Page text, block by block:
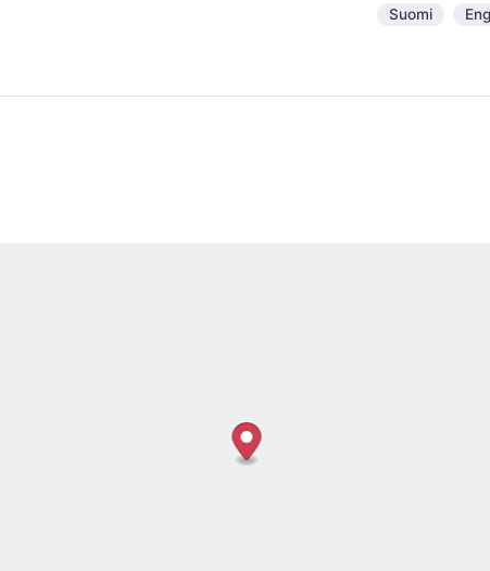
Suomi